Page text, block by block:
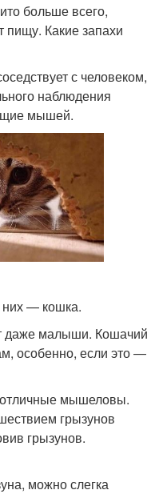
больше всего,
пищу. Какие запахи
с человеком,
наблюдения
мышей.
— кошка.
даже малыши. Кошачий
особенно, если это —
мышеловы.
грызунов
грызунов.
можно слегка